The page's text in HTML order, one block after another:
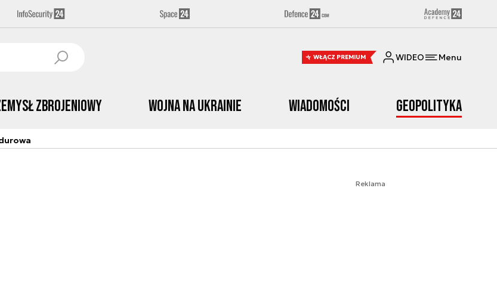
WŁĄCZ PREMIUM WIDEO Menu
Zbrojeniowy Wojna na Ukrainie Wiadomości Geopolityka
Reklama